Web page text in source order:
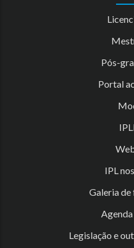
Pós-
Portal
IPL
Galeria
Legislação e